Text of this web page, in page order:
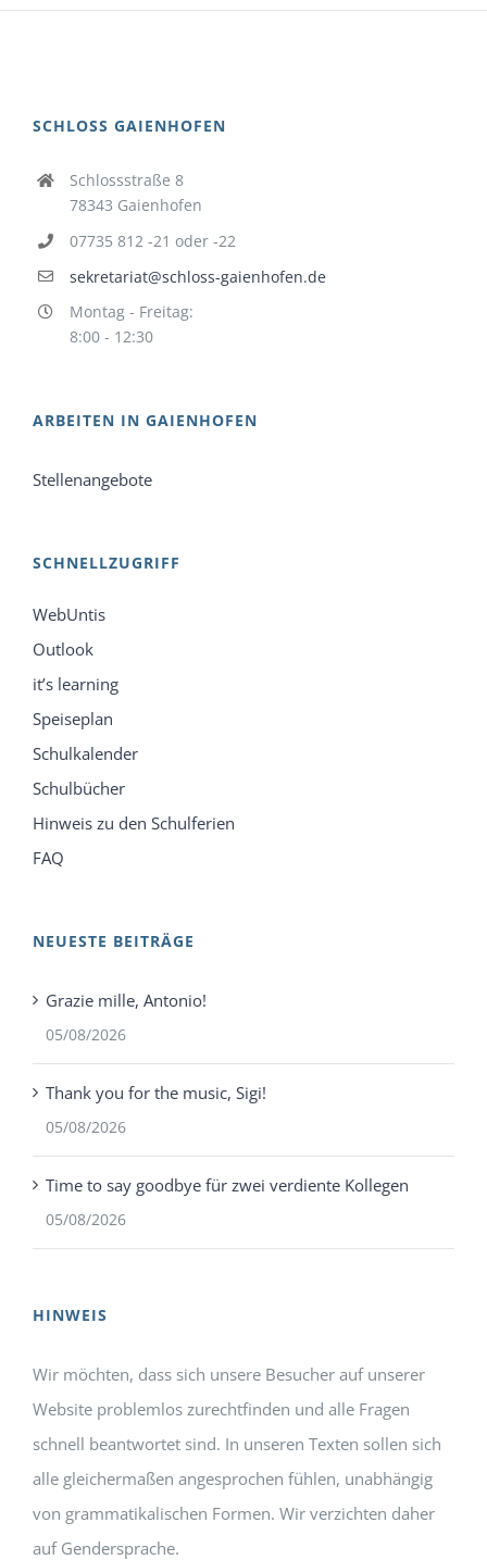
SCHLOSS GAIENHOFEN
Schlossstraße 8
78343 Gaienhofen
07735 812 -21 oder -22
sekretariat@schloss-gaienhofen.de
Montag - Freitag:
8:00 - 12:30
ARBEITEN IN GAIENHOFEN
Stellenangebote
SCHNELLZUGRIFF
WebUntis
Outlook
it’s learning
Speiseplan
Schulkalender
Schulbücher
Hinweis zu den Schulferien
FAQ
NEUESTE BEITRÄGE
Grazie mille, Antonio!
05/08/2026
Thank you for the music, Sigi!
05/08/2026
Time to say goodbye für zwei verdiente Kollegen
05/08/2026
HINWEIS
Wir möchten, dass sich unsere Besucher auf unserer
Website problemlos zurechtfinden und alle Fragen
schnell beantwortet sind. In unseren Texten sollen sich
alle gleichermaßen angesprochen fühlen, unabhängig
von grammatikalischen Formen. Wir verzichten daher
auf Gendersprache.